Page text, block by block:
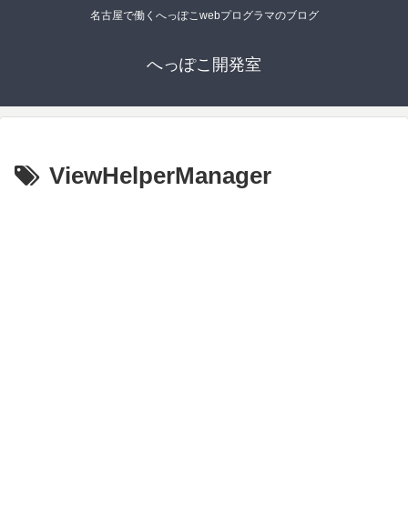
名古屋で働くへっぽこwebプログラマのブログ
へっぽこ開発室
ViewHelperManager